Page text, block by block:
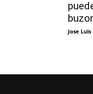
Jose